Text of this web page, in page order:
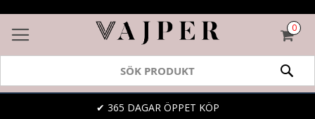
0
✔ 365 DAGAR ÖPPET KÖP